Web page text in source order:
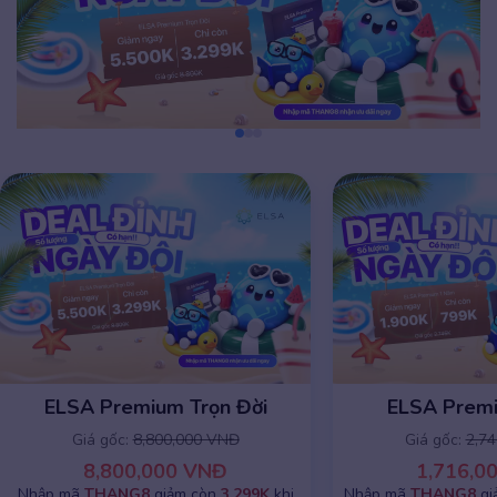
ELSA Premium Trọn Đời
Giá gốc: 8,800,000 VNĐ
8,800,000 VNĐ
ELSA
Giá gốc: